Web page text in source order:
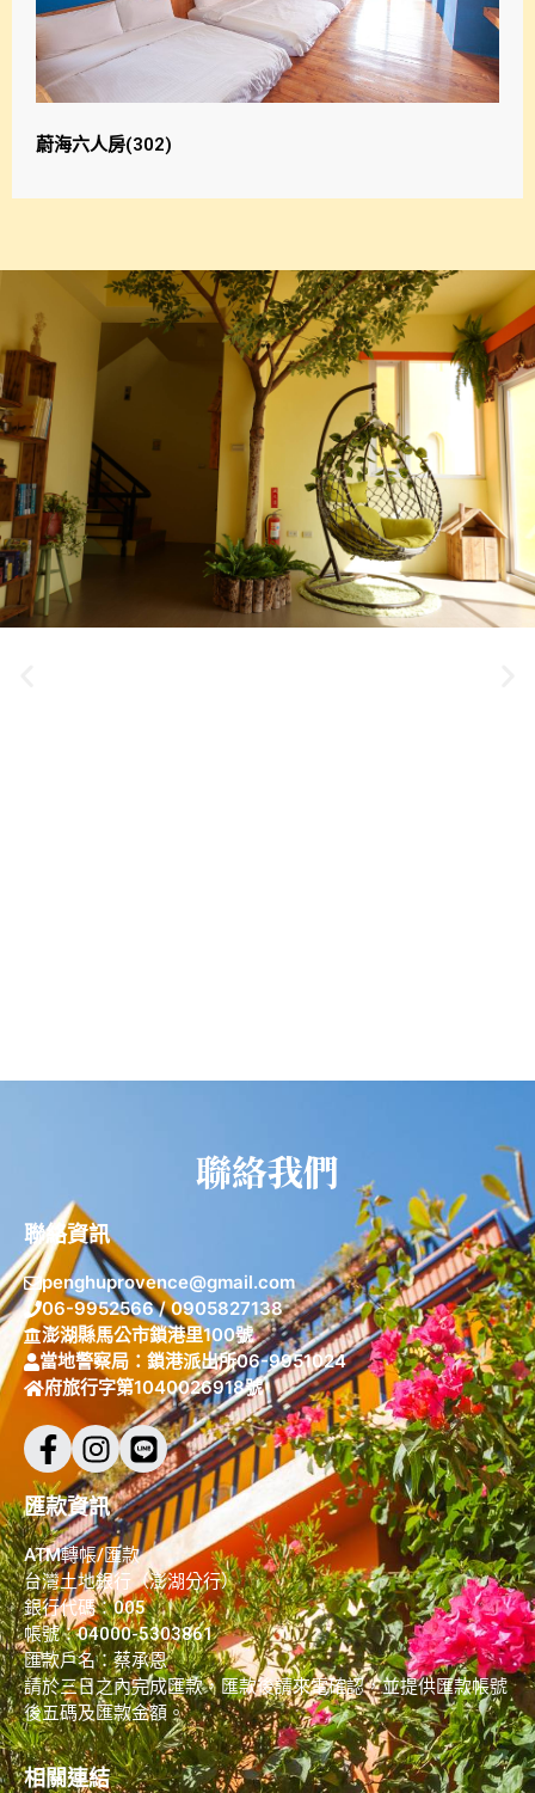
蔚海六人房(302)
聯絡我們
聯絡資訊
penghuprovence@gmail.com
06-9952566 / 0905827138
澎湖縣馬公市鎖港里100號
當地警察局：鎖港派出所06-9951024
府旅行字第1040026918號
匯款資訊
ATM轉帳/匯款
台灣土地銀行（澎湖分行）
銀行代碼：005
帳號：04000-5303861
匯款戶名：蔡承恩
請於三日之內完成匯款，匯款後請來電確認，並提供匯款帳號
後五碼及匯款金額。
相關連結